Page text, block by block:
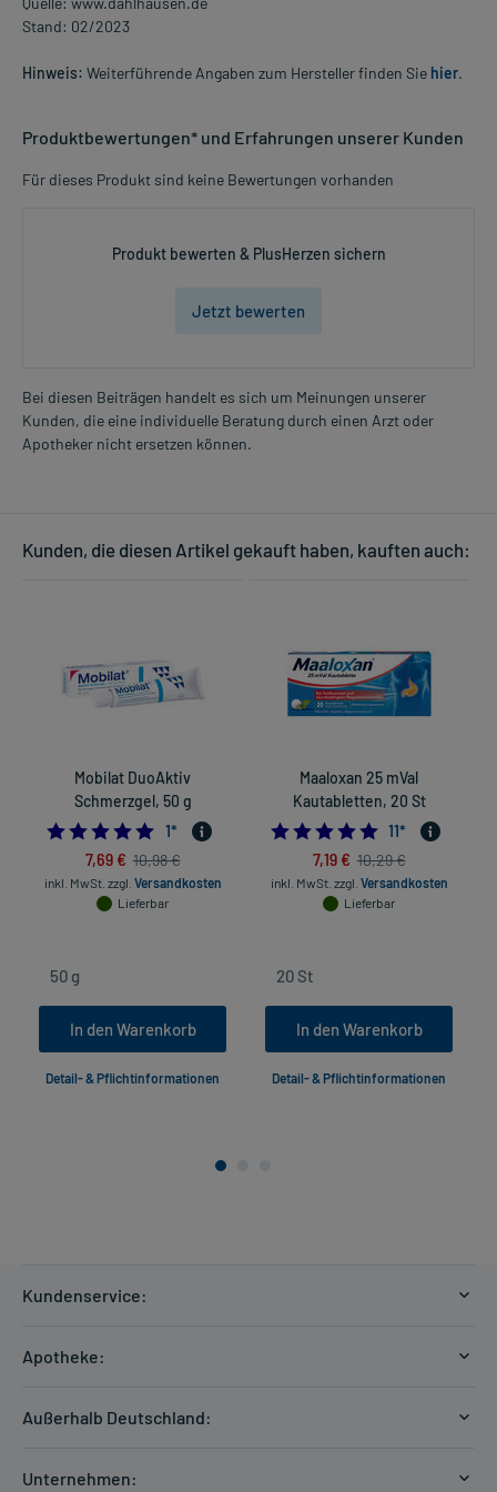
Stand: 02/2023
Hinweis: Weiterführende Angaben zum Hersteller finden Sie hier.
Produktbewertungen* und Erfahrungen unserer Kunden
Für dieses Produkt sind keine Bewertungen vorhanden
Produkt bewerten & PlusHerzen sichern
Jetzt bewerten
Bei diesen Beiträgen handelt es sich um Meinungen unserer
Kunden, die eine individuelle Beratung durch einen Arzt oder
Apotheker nicht ersetzen können.
Kunden, die diesen Artikel gekauft haben, kauften auch:
Mobilat DuoAktiv
Schmerzgel, 50 g
5.0
1*
7,69 € 10,98 €
inkl. MwSt. zzgl. Versandkosten
Lieferbar
In den Warenkorb
Detail- & Pflichtinformationen
Maaloxan 25 mVal
Kautabletten, 20 St
11*
7,19 € 10,29 €
inkl. MwSt. zzgl. Versandkosten
Lieferbar
In den Warenkorb
Detail- & Pflichtinformationen
Kundenservice:
Hilfe
Apotheke:
Außerhalb Deutschland:
Unternehmen: